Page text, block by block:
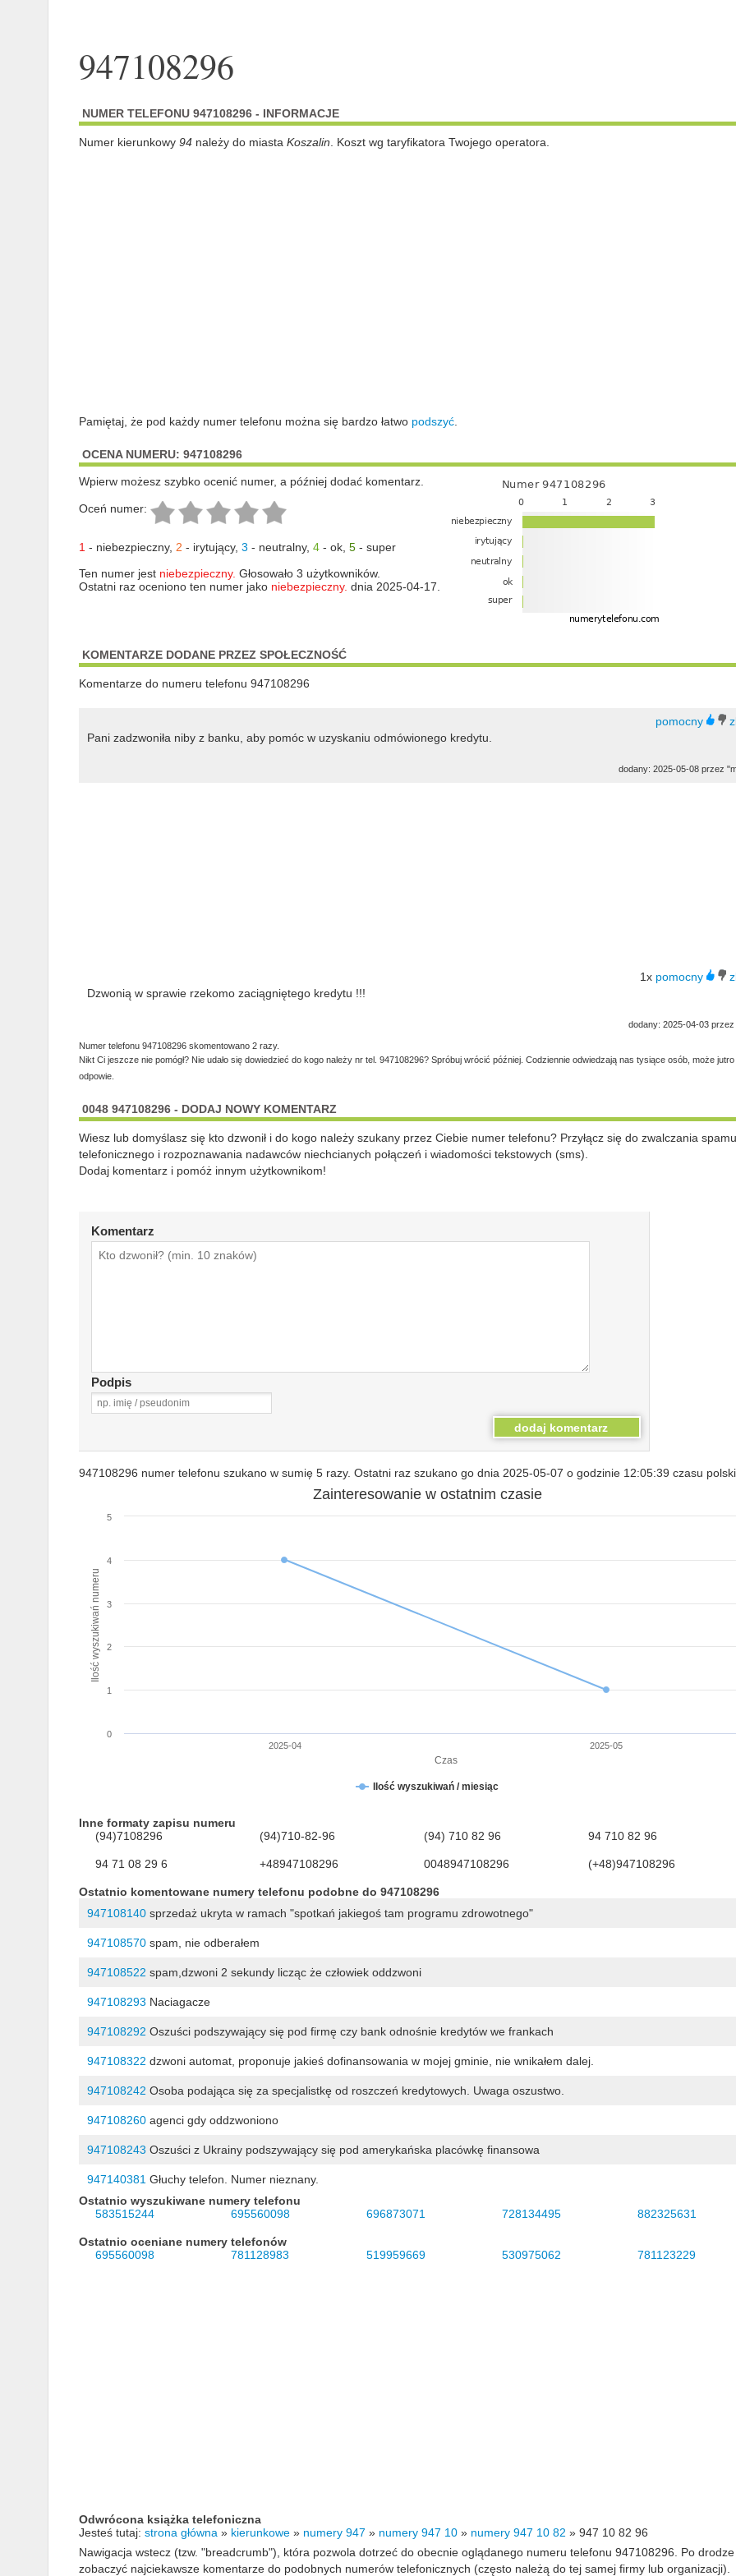
947108296
NUMER TELEFONU 947108296 - INFORMACJE
Numer kierunkowy 94należy do miasta Koszalin. Koszt wg taryfikatora Twojego operatora.
Pamiętaj, że pod każdy numer telefonu można się bardzo łatwo podszyć.
OCENA NUMERU: 947108296
Wpierw możesz szybko ocenić numer, a później dodać komentarz.
Oceń numer:
1- niebezpieczny, 2 - irytujący, 3 - neutralny, 4- ok, 5- super
Ten numer jest niebezpieczny. Głosowało 3 użytkowników.
Ostatni raz oceniono ten numer jako niebezpieczny. dnia 2025-04-17.
KOMENTARZE DODANE PRZEZ SPOŁECZNOŚĆ
Komentarze do numeru telefonu 947108296
Pani zadzwoniła niby z banku, aby pomóc w uzyskaniu odmówionego kredytu.
dodany: 2025-05-08 przez
1x
Dzwonią w sprawie rzekomo zaciągniętego kredytu !!!
dodany: 2025-04-03 przez
Numer telefonu 947108296 skomentowano 2 razy.
Nikt Ci jeszcze nie pomógł? Nie udało się dowiedzieć do kogo należy nr tel. 947108296? Spróbuj wrócić później. Codziennie odwiedzają nas tysiące osób, może
odpowie.
0048 947108296 - DODAJ NOWY KOMENTARZ
Wiesz lub domyślasz się kto dzwonił i do kogo należy szukany przez Ciebie numer telefonu? Przyłącz się do zwalczania spamu
telefonicznego i rozpoznawania nadawców niechcianych połączeń i wiadomości tekstowych (sms).
Dodaj komentarz i pomóż innym użytkownikom!
Komentarz
Podpis
947108296 numer telefonu szukano w sumię 5 razy. Ostatni raz szukano go dnia 2025-05-07 o godzinie 12:05:39 czasu
Czas
Ilość wyszukiwań numeru
Zainteresowanie w ostatnim czasie
Ilość wyszukiwań / miesiąc
2025-04 2025-05
0
1
2
3
4
5
Inne formaty zapisu numeru
(94)7108296
(94)710-82-96 (94) 710 82 96 94 710 82 96
94 71 08 29 6 +48947108296 0048947108296 (+48)947108296
Ostatnio komentowane numery telefonu podobne do 947108296
947108140sprzedaż ukryta w ramach "spotkań jakiegoś tam programu zdrowotnego"
947108570spam, nie odberałem
947108522 spam,dzwoni 2 sekundy licząc że człowiek oddzwoni
947108293 Naciagacze
947108292 Oszuści podszywający się pod firmę czy bank odnośnie kredytów we frankach
947108322 dzwoni automat, proponuje jakieś dofinansowania w mojej gminie, nie wnikałem dalej.
947108242 Osoba podająca się za specjalistkę od roszczeń kredytowych. Uwaga oszustwo.
947108260agenci gdy oddzwoniono
947108243 Oszuści z Ukrainy podszywający się pod amerykańska placówkę finansowa
947140381Głuchy telefon. Numer nieznany.
Ostatnio wyszukiwane numery telefonu
583515244
695560098 696873071 728134495 882325631
Ostatnio oceniane numery telefonów
695560098
781128983 519959669 530975062 781123229
Odwrócona książka telefoniczna
Jesteś tutaj: strona główna » kierunkowe » numery 947 » numery 947 10 » numery 947 10 82 » 947 10 82 96
Nawigacja wstecz (tzw. "breadcrumb"), która pozwola dotrzeć do obecnie oglądanego numeru telefonu 947108296. Po
zobaczyć najciekawsze komentarze do podobnych numerów telefonicznych (często należą do tej samej firmy lub organizacji).